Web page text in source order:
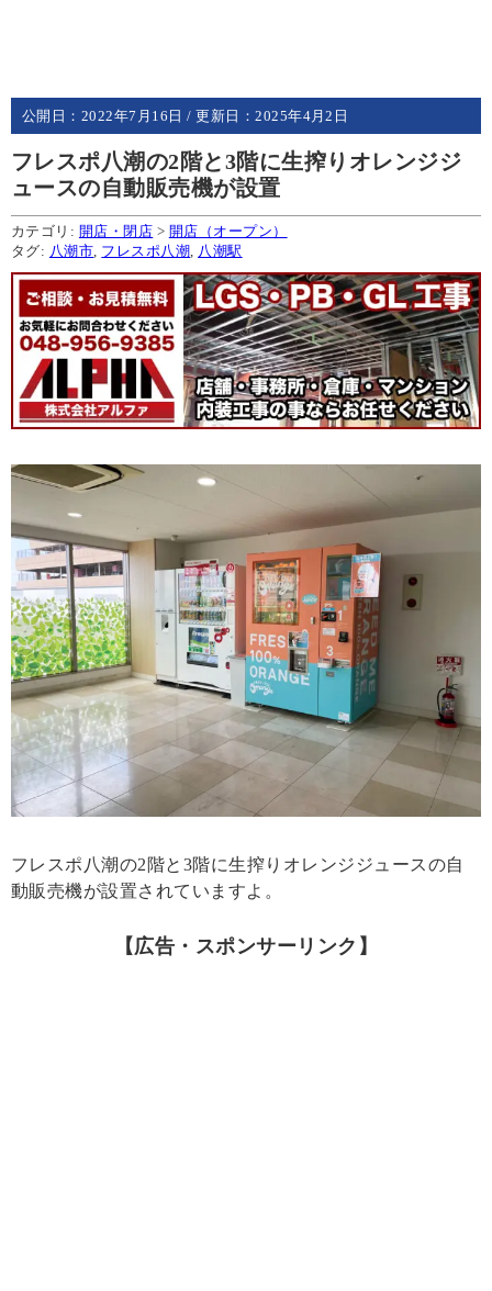
公開日： 2022年7月16日 / 更新日：2025年4月2日
フレスポ八潮の2階と3階に生搾りオレンジジ
ュースの自動販売機が設置
カテゴリ: 開店・閉店 > 開店（オープン）
タグ: 八潮市, フレスポ八潮, 八潮駅
フレスポ八潮の2階と3階に生搾りオレンジジュースの自
動販売機が設置されていますよ。
【広告・スポンサーリンク】